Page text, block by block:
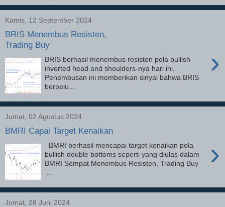
Kamis, 12 September 2024
BRIS Menembus Resisten,
Trading Buy
›
BRIS berhasil menembus resisten pola bullish
inverted head and shoulders-nya hari ini.
Penembusan ini memberikan sinyal bahwa BRIS
berpelu...
Jumat, 02 Agustus 2024
BMRI Capai Target Kenaikan
›
BMRI berhasil mencapai target kenaikan pola
bullish double bottoms seperti yang diulas dalam
BMRI Sempat Menembus Resisten, Trading Buy
Jumat, 28 Juni 2024